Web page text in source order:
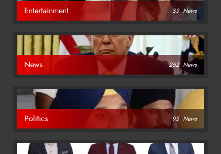
Entertainment 33 News
News 262 News
Politics 95 News